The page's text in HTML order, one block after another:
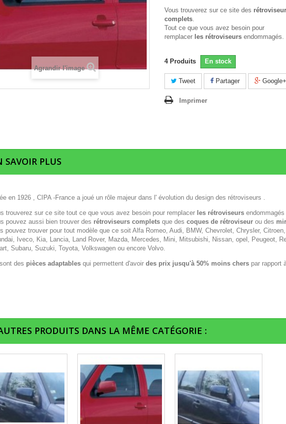
Agrandir l'image
Vous trouverez sur ce site des
complets.
Tout ce que vous avez besoin pour
remplacer les rétroviseurs endommagés.
4 Produits En stock
Tweet Partager Google+
Imprimer
SAVOIR PLUS
en 1926 , CIPA -France a joué un rôle majeur dans l' évolution du design des rétroviseurs .
trouverez sur ce site tout ce que vous avez besoin pour remplacer les rétroviseurs
pouvez aussi bien trouver des rétroviseurs complets que des coques de rétroviseur ou des
pouvez trouver pour tout modèle que ce soit Alfa Romeo, Audi, BMW, Chevrolet, Chrysler,
Iveco, Kia, Lancia, Land Rover, Mazda, Mercedes, Mini, Mitsubishi, Nissan, opel, Peugeot,
Subaru, Suzuki, Toyota, Volkswagen ou encore Volvo.
des pièces adaptables qui permettent d'avoir des prix jusqu'à 50% moins chers par rapport
PRODUITS DANS LA MÊME CATÉGORIE :